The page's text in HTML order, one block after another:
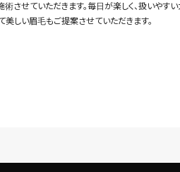
させていただきます。毎日が楽しく、扱いや
美しい眉毛もご提案させていただきます。